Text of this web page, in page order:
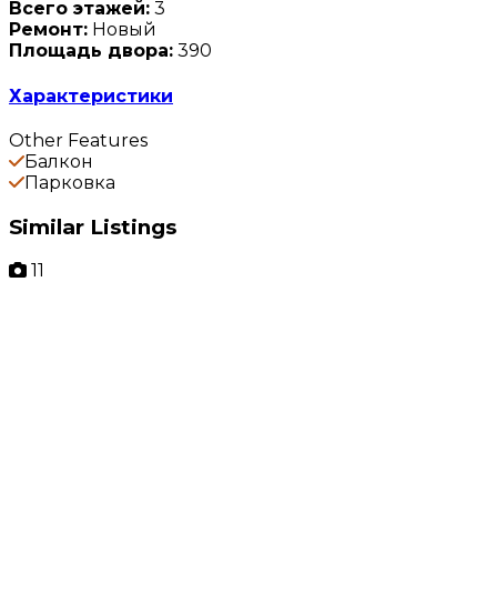
Всего этажей: 3
Ремонт: Новый
Площадь двора: 390
Характеристики
Other Features
Балкон
Парковка
Similar Listings
11